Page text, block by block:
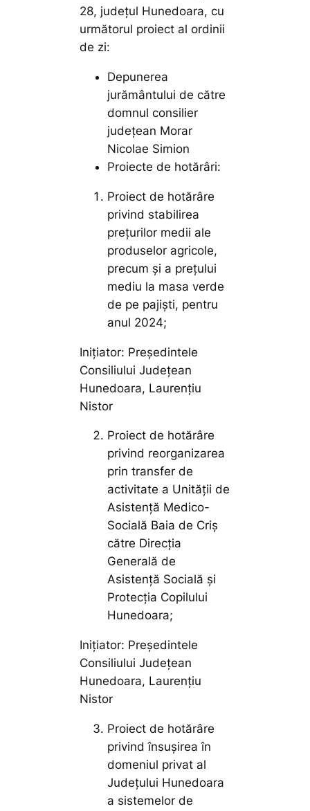
28, județul Hunedoara, cu
următorul proiect al ordinii
de zi:
Depunerea
jurământului de către
domnul consilier
județean Morar
Nicolae Simion
Proiecte de hotărâri:
Proiect de hotărâre
privind stabilirea
preţurilor medii ale
produselor agricole,
precum și a prețului
mediu la masa verde
de pe pajiști, pentru
anul 2024;
Inițiator: Președintele
Consiliului Județean
Hunedoara, Laurențiu
Nistor
Proiect de hotărâre
privind reorganizarea
prin transfer de
activitate a Unității de
Asistență Medico-
Socială Baia de Criș
către Direcția
Generală de
Asistență Socială și
Protecția Copilului
Hunedoara;
Inițiator: Președintele
Consiliului Județean
Hunedoara, Laurențiu
Nistor
Proiect de hotărâre
privind însușirea în
domeniul privat al
Județului Hunedoara
a sistemelor de